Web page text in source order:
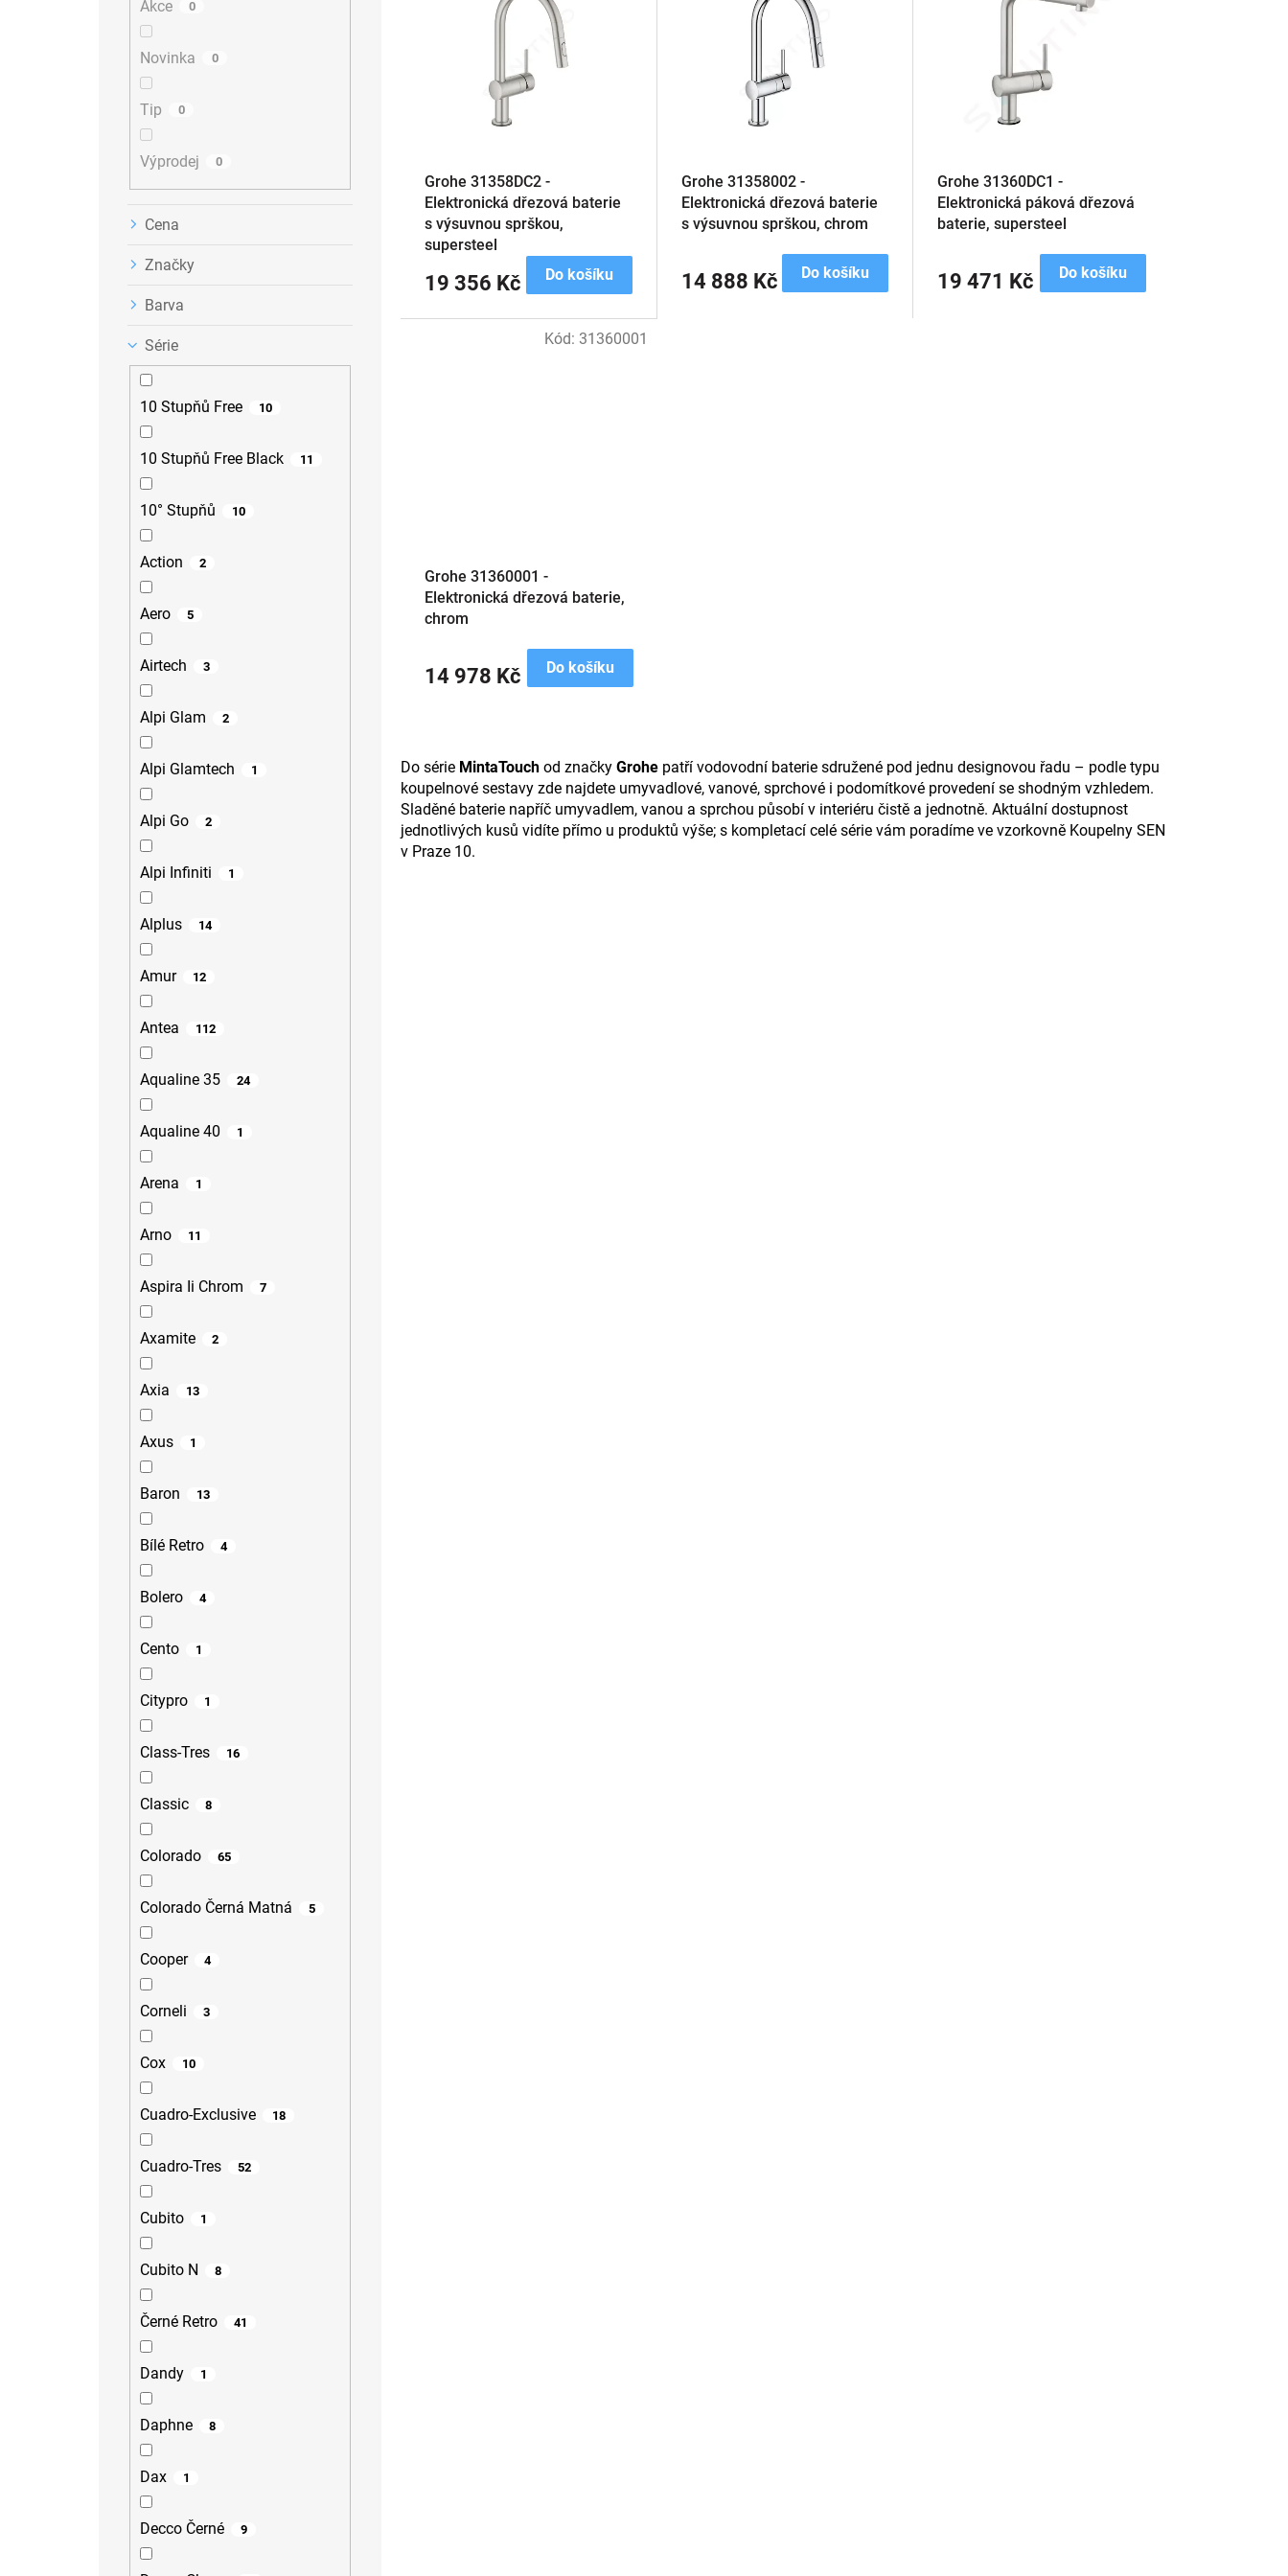
Akce 0
Novinka 0
Tip 0
Výprodej 0
Cena
Značky
Barva
Série
10 Stupňů Free 10
10 Stupňů Free Black 11
10° Stupňů 10
Action 2
Aero 5
Airtech 3
Alpi Glam 2
Alpi Glamtech 1
Alpi Go 2
Alpi Infiniti 1
Alplus 14
Amur 12
Antea 112
Aqualine 35 24
Aqualine 40 1
Arena 1
Arno 11
Aspira Ii Chrom 7
Axamite 2
Axia 13
Axus 1
Baron 13
Bílé Retro 4
Bolero 4
Cento 1
Citypro 1
Class-Tres 16
Classic 8
Colorado 65
Colorado Černá Matná 5
Cooper 4
Corneli 3
Cox 10
Cuadro-Exclusive 18
Cuadro-Tres 52
Cubito 1
Cubito N 8
Černé Retro 41
Dandy 1
Daphne 8
Dax 1
Decco Černé 9
Grohe 31358DC2 -
Elektronická dřezová baterie
s výsuvnou sprškou,
supersteel
19 356 Kč Do košíku
Grohe 31358002 -
Elektronická dřezová baterie
s výsuvnou sprškou, chrom
14 888 Kč Do košíku
Grohe 31360DC1 -
Elektronická páková dřezová
baterie, supersteel
19 471 Kč Do košíku
Grohe 31360001 -
Elektronická dřezová baterie,
chrom
14 978 Kč Do košíku
Kód: 31360001
l
á
d
a
Do série MintaTouch od značky Grohe patří vodovodní baterie sdružené pod jednu designovou řadu – podle typu
koupelnové sestavy zde najdete umyvadlové, vanové, sprchové i podomítkové provedení se shodným vzhledem.
Sladěné baterie napříč umyvadlem, vanou a sprchou působí v interiéru čistě a jednotně. Aktuální dostupnost
jednotlivých kusů vidíte přímo u produktů výše; s kompletací celé série vám poradíme ve vzorkovně Koupelny SEN
v Praze 10.